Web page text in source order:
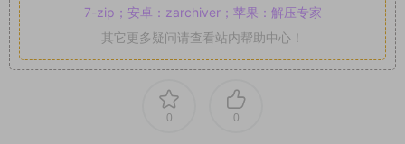
7-zip；安卓：zarchiver；苹果：解压专家
其它更多疑问请查看站内帮助中心！
0 0